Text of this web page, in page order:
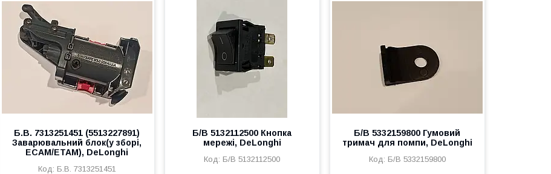
Б.В. 7313251451 (5513227891)
Заварювальний блок(у зборі,
ECAM/ETAM), DeLonghi
Б.В. 7313251451
Б/В 5132112500 Кнопка
мережі, DeLonghi
Б/В 5132112500
Б/В 5332159800 Гумовий
тримач для помпи, DeLonghi
Б/В 5332159800